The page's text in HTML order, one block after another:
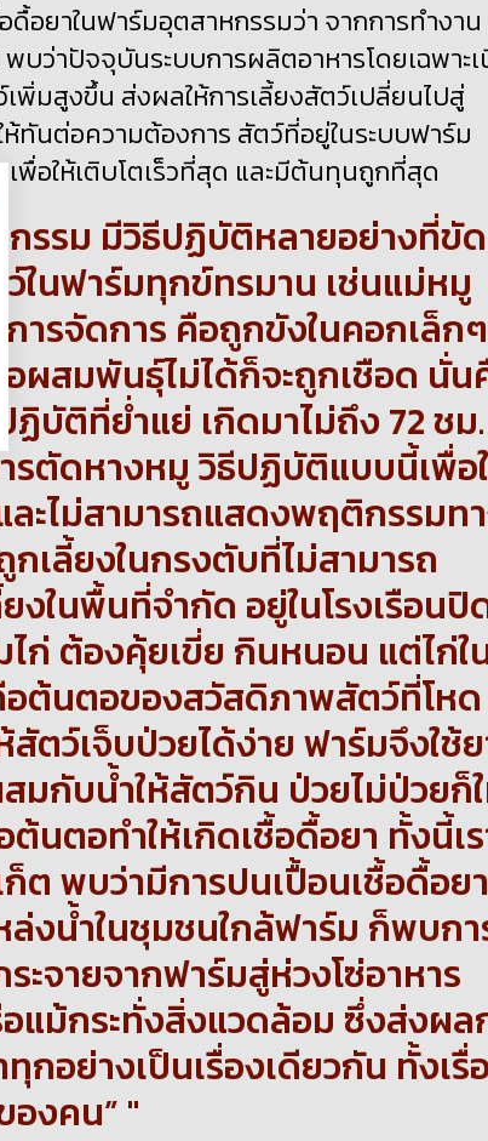
ดื้อยาในฟาร์มอุตสาหกรรมว่า จากการทำงาน
ว่าปัจจุบันระบบการผลิตอาหารโดยเฉพาะ
พิ่มสูงขึ้น ส่งผลให้การเลี้ยงสัตว์เปลี่ยนไปสู่
ห้ทันต่อความต้องการ สัตว์ที่อยู่ในระบบฟาร์ม
พื่อให้เติบโตเร็วที่สุด และมีต้นทุนถูกที่สุด
กรรม มีวิธีปฏิบัติหลายอย่างที่ขัด
ในฟาร์มทุกข์ทรมาน เช่นแม่หมู
ารจัดการ คือถูกขังในคอกเล็กๆ
สมพันธุ์ไม่ได้ก็จะถูกเชือด นั่น
บัติที่ย่ำแย่ เกิดมาไม่ถึง 72 ชม
ตัดหางหมู วิธีปฏิบัติแบบนี้เพื่อ
ะไม่สามารถแสดงพฤติกรรมท
เลี้ยงในกรงตับที่ไม่สามารถ
งในพื้นที่จำกัด อยู่ในโรงเรือนปิ
ก่ ต้องคุ้ยเขี่ย กินหนอน แต่ไก่ใ
ต้นตอของสวัสดิภาพสัตว์ที่โหด
ตว์เจ็บป่วยได้ง่าย ฟาร์มจึงใช้
มกับน้ำให้สัตว์กิน ป่วยไม่ป่วยก็
นตอทำให้เกิดเชื้อดื้อยา ทั้งนี้เ
ก็ต พบว่ามีการปนเปื้อนเชื้อดื้อยา
ล่งน้ำในชุมชนใกล้ฟาร์ม ก็พบก
ะจายจากฟาร์มสู่ห่วงโซ่อาหาร
แม้กระทั่งสิ่งแวดล้อม ซึ่งส่งผล
กอย่างเป็นเรื่องเดียวกัน ทั้งเรื่
องคน”